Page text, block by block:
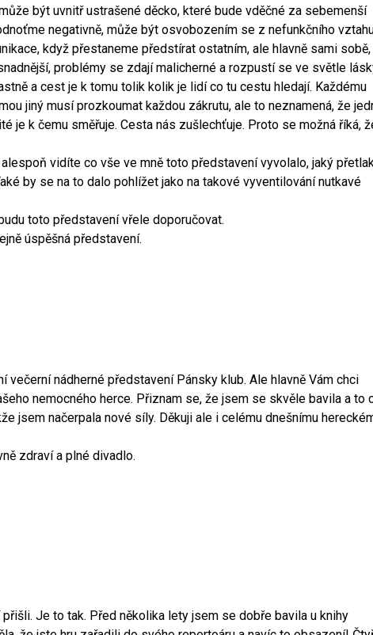
být uvnitř ustrašené děcko, které bude vděčné za sebemenší
negativně, může být osvobozením se z nefunkčního
když přestaneme předstírat ostatním, ale hlavně sami sobě,
problémy se zdají malicherné a rozpustí se ve světle
a cest je k tomu tolik kolik je lidí co tu cestu hledají. Každému
jiný musí prozkoumat každou zákrutu, ale to neznamená, že
je k čemu směřuje. Cesta nás zušlechťuje. Proto se možná říká,
vidíte co vše ve mně toto představení vyvolalo, jaký
by se na to dalo pohlížet jako na takové vyventilování nutkavé
toto představení vřele doporučovat.
úspěšná představení.
večerní nádherné představení Pánsky klub. Ale hlavně Vám chci
nemocného herce. Přiznam se, že jsem se skvěle bavila a to
jsem načerpala nové síly. Děkuji ale i celému dnešnímu
zdraví a plné divadlo.
Je to tak. Před několika lety jsem se dobře bavila u knihy